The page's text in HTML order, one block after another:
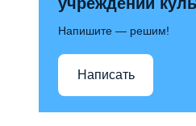
Напишите — решим!
Написать